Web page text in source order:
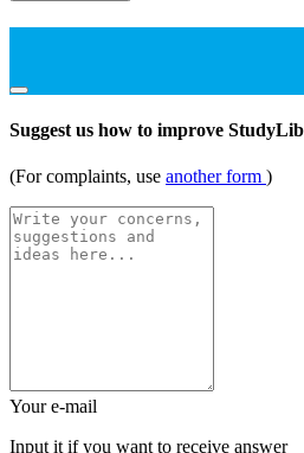
Suggest us how to improve StudyLib
(For complaints, use another form )
Your e-mail
Input it if you want to receive answer